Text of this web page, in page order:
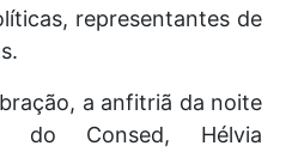
representantes de
a anfitriã da noite
do Consed, Hélvia